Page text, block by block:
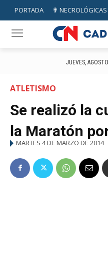
PORTADA ✟ NECROLÓGICAS
JUEVES,
ATLETISMO
Se realizó la
la Maratón
MARTES 4 DE MARZO DE 2014